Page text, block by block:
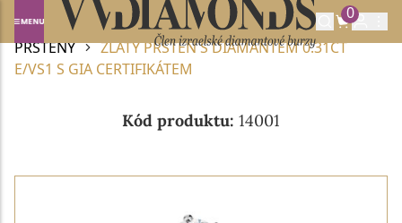
0
Domů DIAMANTOVÉ ŠPERKY
DIAMANTOVÉ
PRSTENY
ZLATÝ PRSTEN S DIAMANTEM 0.31CT
E/VS1 S GIA CERTIFIKÁTEM
Kód produktu: 14001